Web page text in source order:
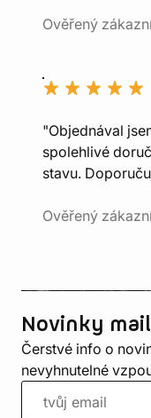
Ověřený
"Objednával
spolehlivé
stavu.
Ověřený
Novinky
Čerstvé info o
nevyhnutelné